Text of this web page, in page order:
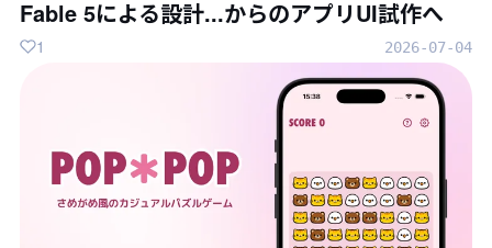
Fable 5による設計...からのアプリUI試作へ
2026-07-04
1